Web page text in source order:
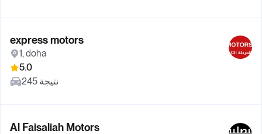
express motors
1, doha
5.0
245 نتيجة
Al Faisaliah Motors